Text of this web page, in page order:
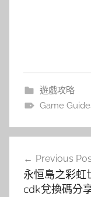
遊戲攻略
Game
Previous
永恒島之彩虹
cdk兌換碼分